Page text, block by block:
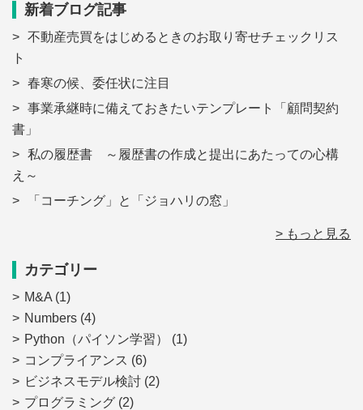
新着ブログ記事
不動産売買をはじめるときのお取り寄せチェックリス
ト
春寒の候、委任状に注目
事業承継時に備えておきたいテンプレート「顧問契約
書」
私の履歴書 ～履歴書の作成と提出にあたっての心構
え～
「コーチング」と「ジョハリの窓」
> もっと見る
カテゴリー
M&A (1)
Numbers (4)
Python（パイソン学習）
(1)
コンプライアンス (6)
ビジネスモデル検討 (2)
プログラミング (2)